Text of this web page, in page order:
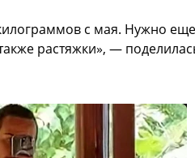
с мая. Нужно
растяжки», —